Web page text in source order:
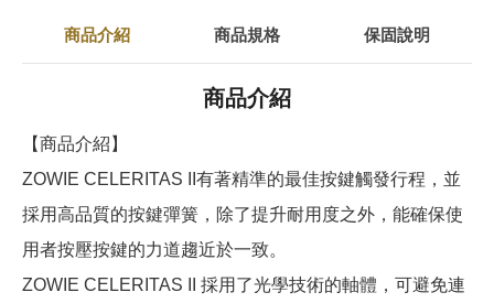
商品介紹 商品規格 保固說明
商品介紹
【商品介紹】
ZOWIE CELERITAS II有著精準的最佳按鍵觸發行程，並
採用高品質的按鍵彈簧，除了提升耐用度之外，能確保使
用者按壓按鍵的力道趨近於一致。
ZOWIE CELERITAS II 採用了光學技術的軸體，可避免連